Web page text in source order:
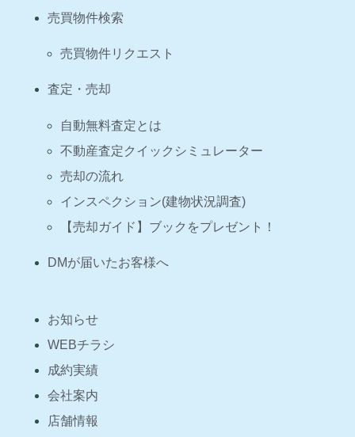
売買物件検索
売買物件リクエスト
査定・売却
自動無料査定とは
不動産査定クイックシミュレーター
売却の流れ
インスペクション(建物状況調査)
【売却ガイド】ブックをプレゼント！
DMが届いたお客様へ
お知らせ
WEBチラシ
成約実績
会社案内
店舗情報